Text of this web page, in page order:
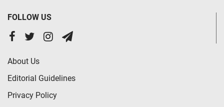
FOLLOW US
About Us
Editorial Guidelines
Privacy Policy